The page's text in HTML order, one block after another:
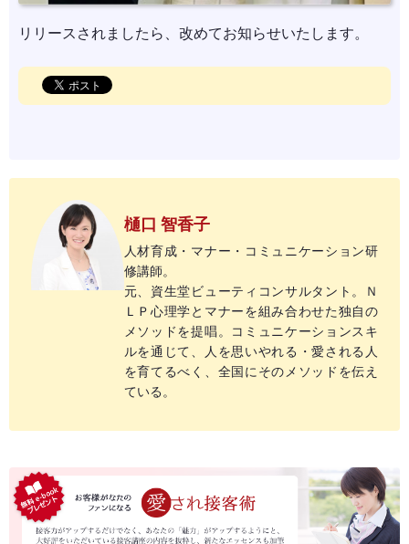
リリースされましたら、改めてお知らせいたします。
樋口 智香子
人材育成・マナー・コミュニケーション研
修講師。
元、資生堂ビューティコンサルタント。Ｎ
ＬＰ心理学とマナーを組み合わせた独自の
メソッドを提唱。コミュニケーションスキ
ルを通じて、人を思いやれる・愛される人
を育てるべく、全国にそのメソッドを伝え
ている。